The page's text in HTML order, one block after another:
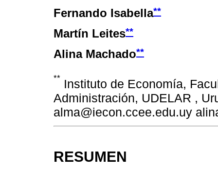
Fernando Isabella**
Martín Leites**
Alina Machado**
** Instituto de Economía,
Administración, UDELAR ,
alma@iecon.ccee.edu.uy
RESUMEN